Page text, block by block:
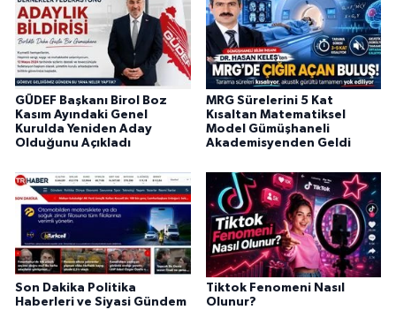
GÜDEF Başkanı Birol Boz
Kasım Ayındaki Genel
Kurulda Yeniden Aday
Olduğunu Açıkladı
MRG Sürelerini 5 Kat
Kısaltan Matematiksel
Model Gümüşhaneli
Akademisyenden Geldi
Son Dakika Politika
Haberleri ve Siyasi Gündem
Tiktok Fenomeni Nasıl
Olunur?